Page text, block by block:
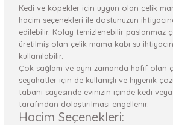
Kedi ve köpekler için uygun olan çelik
hacim seçenekleri ile dostunuzun
edilebilir. Kolay temizlenebilir paslanmaz
üretilmiş olan çelik mama kabı su
kullanılabilir.
Çok sağlam ve aynı zamanda hafif olan
seyahatler için de kullanışlı ve hijyenik
tabanı sayesinde evinizin içinde kedi
tarafından dolaştırılması engellenir.
Hacim Seçenekleri: